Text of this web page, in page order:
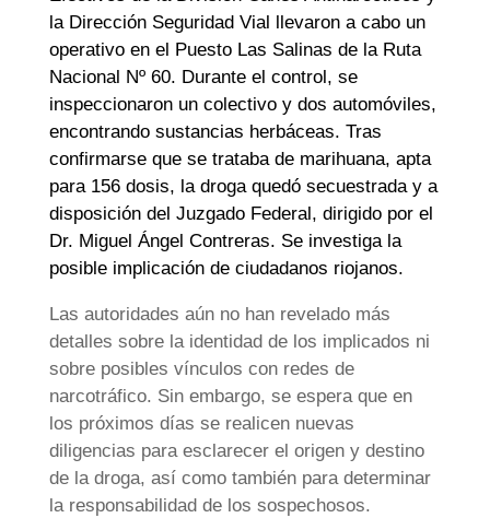
la Dirección Seguridad Vial llevaron a cabo un
operativo en el Puesto Las Salinas de la Ruta
Nacional Nº 60. Durante el control, se
inspeccionaron un colectivo y dos automóviles,
encontrando sustancias herbáceas. Tras
confirmarse que se trataba de marihuana, apta
para 156 dosis, la droga quedó secuestrada y a
disposición del Juzgado Federal, dirigido por el
Dr. Miguel Ángel Contreras. Se investiga la
posible implicación de ciudadanos riojanos.
Las autoridades aún no han revelado más
detalles sobre la identidad de los implicados ni
sobre posibles vínculos con redes de
narcotráfico. Sin embargo, se espera que en
los próximos días se realicen nuevas
diligencias para esclarecer el origen y destino
de la droga, así como también para determinar
la responsabilidad de los sospechosos.